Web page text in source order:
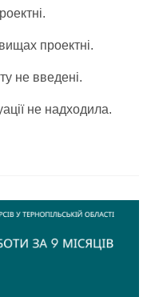
проектні.
не введені.
не надходила.